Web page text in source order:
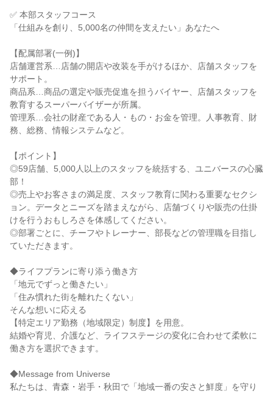
✅ 本部スタッフコース
「仕組みを創り、5,000名の仲間を支えたい」あなたへ
【配属部署(一例)】
店舗運営系…店舗の開店や改装を手がけるほか、店舗スタッフを
サポート。
商品系…商品の選定や販売促進を担うバイヤー、店舗スタッフを
教育するスーパーバイザーが所属。
管理系…会社の財産である人・もの・お金を管理。人事教育、財
務、総務、情報システムなど。
【ポイント】
◎59店舗、5,000人以上のスタッフを統括する、ユニバースの心臓
部！
◎売上やお客さまの満足度、スタッフ教育に関わる重要なセクシ
ョン。データとニーズを踏まえながら、店舗づくりや販売の仕掛
けを行うおもしろさを体感してください。
◎部署ごとに、チーフやトレーナー、部長などの管理職を目指し
ていただきます。
◆ライフプランに寄り添う働き方
「地元でずっと働きたい」
「住み慣れた街を離れたくない」
そんな想いに応える
【特定エリア勤務（地域限定）制度】を用意。
結婚や育児、介護など、ライフステージの変化に合わせて柔軟に
働き方を選択できます。
◆Message from Universe
私たちは、青森・岩手・秋田で「地域一番の安さと鮮度」を守り